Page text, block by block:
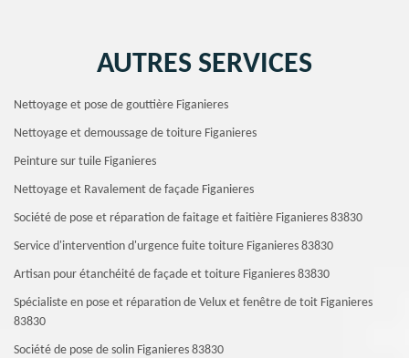
AUTRES SERVICES
Nettoyage et pose de gouttière Figanieres
Nettoyage et demoussage de toiture Figanieres
Peinture sur tuile Figanieres
Nettoyage et Ravalement de façade Figanieres
Société de pose et réparation de faitage et faitière Figanieres 83830
Service d'intervention d'urgence fuite toiture Figanieres 83830
Artisan pour étanchéité de façade et toiture Figanieres 83830
Spécialiste en pose et réparation de Velux et fenêtre de toit Figanieres
83830
Société de pose de solin Figanieres 83830